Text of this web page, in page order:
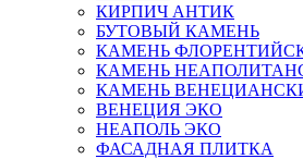
КИРПИЧ АНТИК
БУТОВЫЙ КАМЕНЬ
КАМЕНЬ
КАМЕНЬ
КАМЕНЬ
ВЕНЕЦИЯ ЭКО
НЕАПОЛЬ ЭКО
ФАСАДНАЯ ПЛИТКА